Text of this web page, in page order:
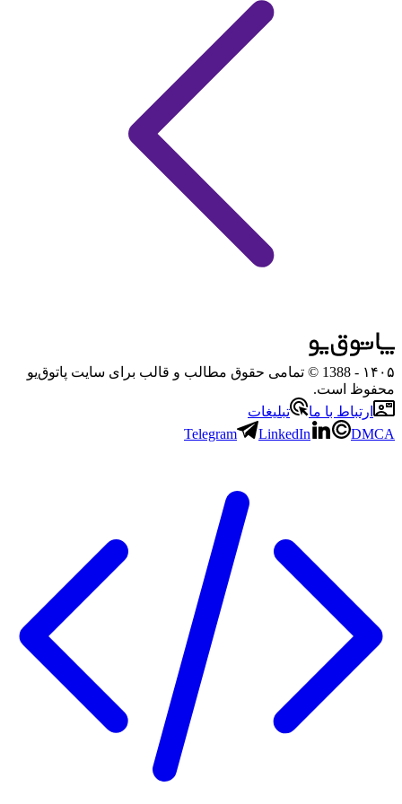
۱۴۰۵
- 1388 © تمامی حقوق مطالب و قالب برای سایت پاتوق‌یو
محفوظ است.
ارتباط با ما
تبلیغات
Telegram
LinkedIn DMCA